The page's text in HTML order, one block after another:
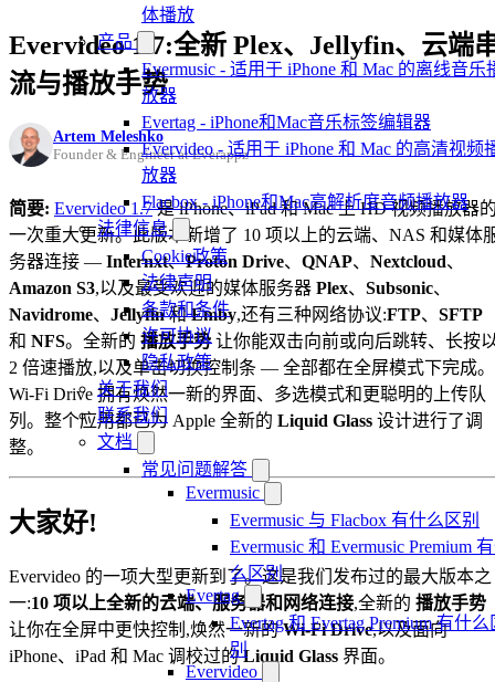
体播放
产品
Evermusic - 适用于 iPhone 和 Mac 的离线音乐
放器
Evertag - iPhone和Mac音乐标签编辑器
Evervideo - 适用于 iPhone 和 Mac 的高清视频
放器
Flacbox - iPhone和Mac高解析度音频播放器
法律信息
Cookie政策
法律声明
条款和条件
许可协议
隐私政策
关于我们
联系我们
文档
常见问题解答
Evermusic
Evermusic 与 Flacbox 有什么区别
Evermusic 和 Evermusic Premium
么区别
Evertag
Evertag 和 Evertag Premium 有什么
别
Evervideo
Evervideo 1.7:全新 Plex、Jellyfin、云端
流与播放手势
Artem Meleshko
Founder & Engineer at Everappz
简要: Evervideo 1.7是 iPhone、iPad 和 Mac 上 HD 视频播放器
一次重大更新。此版本新增了 10 项以上的云端、NAS 和媒体
务器连接 — Internxt、Proton Drive、 QNAP、 Nextcloud、
Amazon S3,以及最受欢迎的媒体服务器 Plex、 Subsonic、
Navidrome、 Jellyfin和Emby,还有三种网络协议:FTP、 SFTP
和 NFS。全新的 播放手势让你能双击向前或向后跳转、长按
2 倍速播放,以及单击切换控制条 — 全部都在全屏模式下完成。
Wi-Fi Drive 拥有焕然一新的界面、多选模式和更聪明的上传队
列。整个应用都已为 Apple 全新的 Liquid Glass 设计进行了调
整。
大家好!
Evervideo 的一项大型更新到了。这是我们发布过的最大版本之
一:10 项以上全新的云端、服务器和网络连接,全新的 播放手势
让你在全屏中更快控制,焕然一新的Wi-Fi Drive,以及面向
iPhone、iPad 和 Mac 调校过的Liquid Glass 界面。